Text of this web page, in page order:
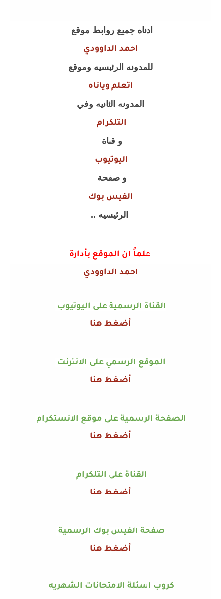
ادناه جميع روابط موقع
احمد الداوودي
للمدونه الرئيسيه وموقع
اتعلم وياناه
المدونه الثانيه وفي
التلكرام
و قناة
اليوتيوب
و صفحة
الفيس بوك
الرئيسيه ..
علماً ان الموقع بأدارة
احمد الداوودي
القناة الرسمية على اليوتيوب
أضغط هنا
الموقع الرسمي على الانترنت
أضغط هنا
الصفحة الرسمية على موقع الانستكرام
أضغط هنا
القناة على التلكرام
أضغط هنا
صفحة الفيس بوك الرسمية
أضغط هنا
كروب اسئلة الامتحانات الشهريه